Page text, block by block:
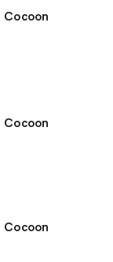
Cocoon
Cocoon
Cocoon